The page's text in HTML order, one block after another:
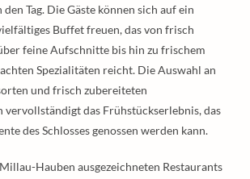
Tag. Die Gäste können sich auf ein
Buffet freuen, das von frisch
feine Aufschnitte bis hin zu frischem
Spezialitäten reicht. Die Auswahl an
und frisch zubereiteten
vervollständigt das Frühstückserlebnis, das
des Schlosses genossen werden kann.
Hauben ausgezeichneten Restaurants